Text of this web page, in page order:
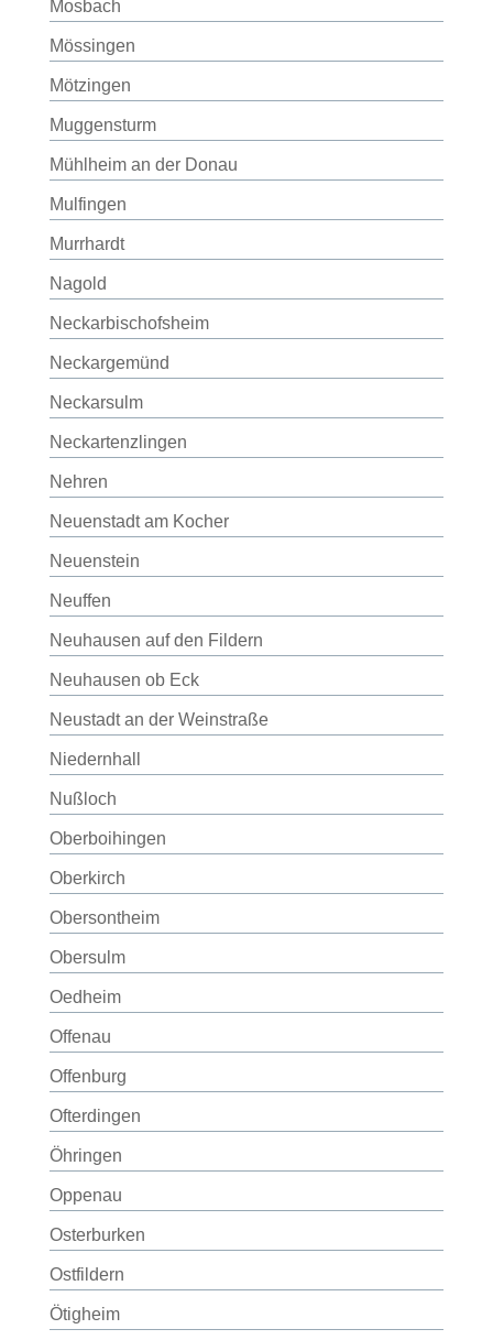
Mosbach
Mössingen
Mötzingen
Muggensturm
Mühlheim an der Donau
Mulfingen
Murrhardt
Nagold
Neckarbischofsheim
Neckargemünd
Neckarsulm
Neckartenzlingen
Nehren
Neuenstadt am Kocher
Neuenstein
Neuffen
Neuhausen auf den Fildern
Neuhausen ob Eck
Neustadt an der Weinstraße
Niedernhall
Nußloch
Oberboihingen
Oberkirch
Obersontheim
Obersulm
Oedheim
Offenau
Offenburg
Ofterdingen
Öhringen
Oppenau
Osterburken
Ostfildern
Ötigheim